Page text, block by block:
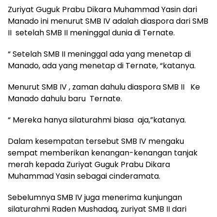
Zuriyat Guguk Prabu Dikara Muhammad Yasin dari
Manado ini menurut SMB IV adalah diaspora dari SMB
II setelah SMB II meninggal dunia di Ternate.
“ Setelah SMB II meninggal ada yang menetap di
Manado, ada yang menetap di Ternate, “katanya.
Menurut SMB IV , zaman dahulu diaspora SMB II Ke
Manado dahulu baru Ternate.
“ Mereka hanya silaturahmi biasa aja,”katanya.
Dalam kesempatan tersebut SMB IV mengaku
sempat memberikan kenangan-kenangan tanjak
merah kepada Zuriyat Guguk Prabu Dikara
Muhammad Yasin sebagai cinderamata.
Sebelumnya SMB IV juga menerima kunjungan
silaturahmi Raden Mushadaq, zuriyat SMB II dari